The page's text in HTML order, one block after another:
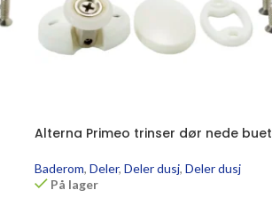
Alterna Primeo trinser dør nede buet
Baderom, Deler, Deler dusj, Deler dusj
På lager